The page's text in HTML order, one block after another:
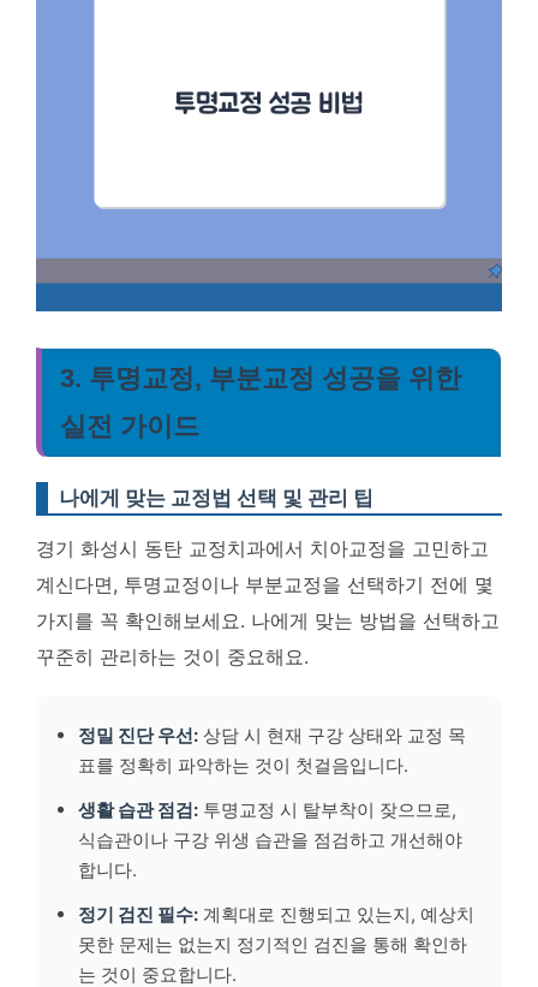
3. 투명교정, 부분교정 성공을 위한
실전 가이드
나에게 맞는 교정법 선택 및 관리 팁
경기 화성시 동탄 교정치과에서 치아교정을 고민하고
계신다면, 투명교정이나 부분교정을 선택하기 전에 몇
가지를 꼭 확인해보세요. 나에게 맞는 방법을 선택하고
꾸준히 관리하는 것이 중요해요.
정밀 진단 우선: 상담 시 현재 구강 상태와 교정 목
표를 정확히 파악하는 것이 첫걸음입니다.
생활 습관 점검: 투명교정 시 탈부착이 잦으므로,
식습관이나 구강 위생 습관을 점검하고 개선해야
합니다.
정기 검진 필수: 계획대로 진행되고 있는지, 예상치
못한 문제는 없는지 정기적인 검진을 통해 확인하
는 것이 중요합니다.